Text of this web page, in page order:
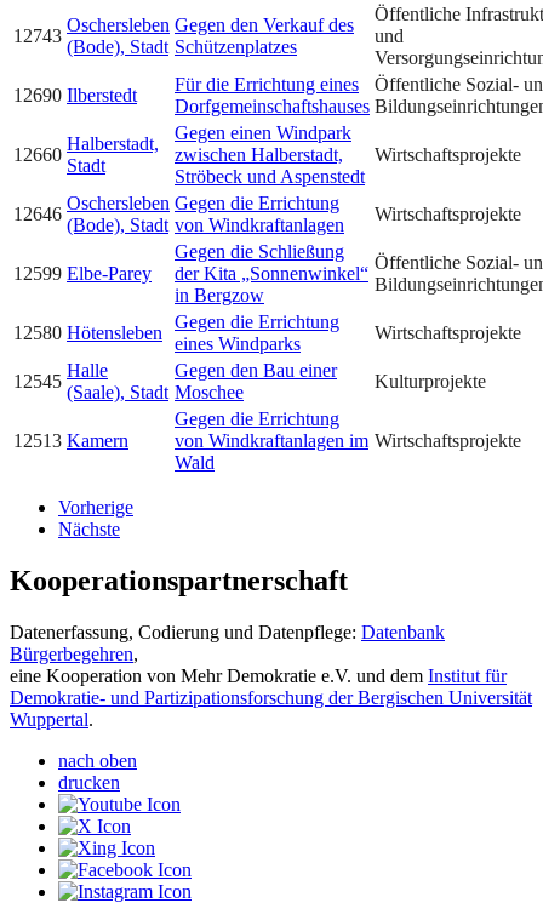
12743
Oschersleben
(Bode), Stadt
Gegen den Verkauf des
Schützenplatzes
Öffentliche
und
12690 Ilberstedt
Für die Errichtung eines
Dorfgemeinschaftshauses
Öffentliche Sozial-
12660
Halberstadt,
Stadt
Gegen einen Windpark
zwischen Halberstadt,
Ströbeck und Aspenstedt
Wirtschaftsprojekte
12646
Oschersleben
(Bode), Stadt
Gegen die Errichtung
von Windkraftanlagen
Wirtschaftsprojekte
12599 Elbe-Parey
Gegen die Schließung
der Kita „Sonnenwinkel“
in Bergzow
Öffentliche Sozial-
12580 Hötensleben
Gegen die Errichtung
eines Windparks
Wirtschaftsprojekte
12545
Halle
(Saale), Stadt
Gegen den Bau einer
Moschee
Kulturprojekte
12513 Kamern
Gegen die Errichtung
von Windkraftanlagen im
Wald
Wirtschaftsprojekte
Vorherige
Nächste
Kooperationspartnerschaft
Datenerfassung, Codierung und Datenpflege: Datenbank
Bürgerbegehren,
eine Kooperation von Mehr Demokratie e.V. und dem Institut für
Demokratie- und Partizipationsforschung der Bergischen Universität
Wuppertal.
nach oben
drucken